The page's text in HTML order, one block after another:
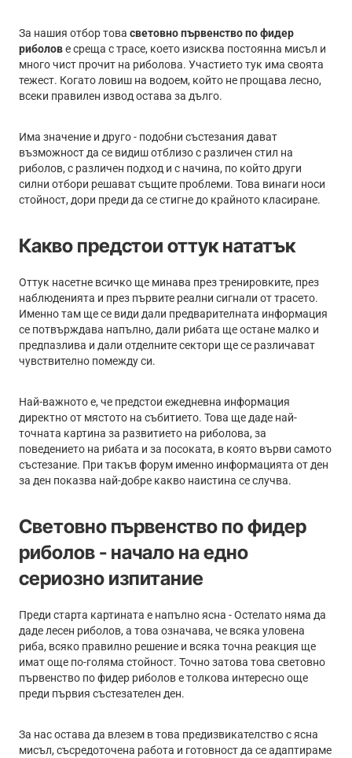
За нашия отбор това световно първенство по фидер
риболове среща с трасе, което изисква постоянна мисъл и
много чист прочит на риболова. Участието тук има своята
тежест. Когато ловиш на водоем, който не прощава лесно,
всеки правилен извод остава за дълго.
Има значение и друго - подобни състезания дават
възможност да се видиш отблизо с различен стил на
риболов, с различен подход и с начина, по който други
силни отбори решават същите проблеми. Това винаги носи
стойност, дори преди да се стигне до крайното класиране.
Какво предстои оттук нататък
Оттук насетне всичко ще минава през тренировките, през
наблюденията и през първите реални сигнали от трасето.
Именно там ще се види дали предварителната информация
се потвърждава напълно, дали рибата ще остане малко и
предпазлива и дали отделните сектори ще се различават
чувствително помежду си.
Най-важното е, че предстои ежедневна информация
директно от мястото на събитието. Това ще даде най-
точната картина за развитието на риболова, за
поведението на рибата и за посоката, в която върви самото
състезание. При такъв форум именно информацията от ден
за ден показва най-добре какво наистина се случва.
Световно първенство по фидер
риболов - начало на едно
сериозно изпитание
Преди старта картината е напълно ясна - Остелато няма да
даде лесен риболов, а това означава, че всяка уловена
риба, всяко правилно решение и всяка точна реакция ще
имат още по-голяма стойност. Точно затова това световно
първенство по фидер риболов е толкова интересно още
преди първия състезателен ден.
За нас остава да влезем в това предизвикателство с ясна
мисъл, съсредоточена работа и готовност да се адаптираме